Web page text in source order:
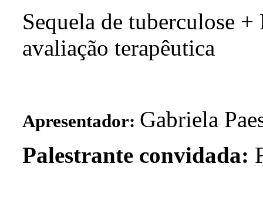
Sequela de tuberculose
avaliação terapêutica
Apresentador: Gabriela
Palestrante convidada: